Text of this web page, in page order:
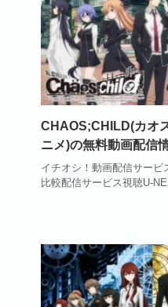
CHAOS;CHILD(カオ
ニメ)の無料動画配信
イチオシ！動画配信サービ
比較配信サービス視聴U-